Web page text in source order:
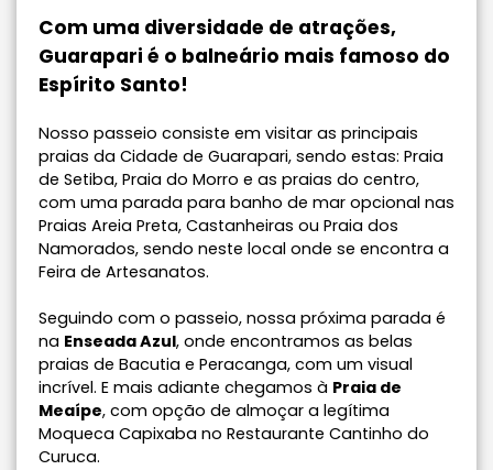
Com uma diversidade de atrações,
Guarapari é o balneário mais famoso do
Espírito Santo!
Nosso passeio consiste em visitar as principais
praias da Cidade de Guarapari, sendo estas: Praia
de Setiba, Praia do Morro e as praias do centro,
com uma parada para banho de mar opcional nas
Praias Areia Preta, Castanheiras ou Praia dos
Namorados, sendo neste local onde se encontra a
Feira de Artesanatos.
Seguindo com o passeio, nossa próxima parada é
na Enseada Azul, onde encontramos as belas
praias de Bacutia e Peracanga, com um visual
incrível. E mais adiante chegamos à Praia de
Meaípe, com opção de almoçar a legítima
Moqueca Capixaba no Restaurante Cantinho do
Curuca.